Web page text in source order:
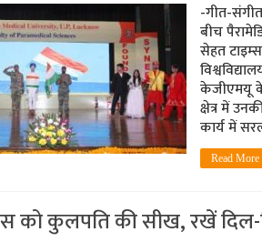
-गीत-
बीच
सेहत
केजीएमयू के
क्षेत्र में
कार्य में
Read More
को कुलपति की सीख, रखें